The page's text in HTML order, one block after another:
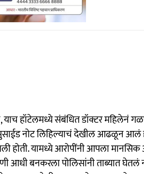
याच हॉटेलमध्ये संबंधित डॉक्टर महिलेनं
नोट लिहिल्याचं देखील आढळून आलं
होती. यामध्ये आरोपींनी आपला
आधी बनकरला पोलिसांनी ताब्यात